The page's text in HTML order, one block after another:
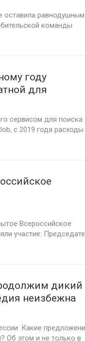
оставила равнодушным
команды
году
для
сервисом для поиска
с 2019 года расходы
Всероссийское
участие:
дикий
неизбежна
Какие
Об этом и не только в